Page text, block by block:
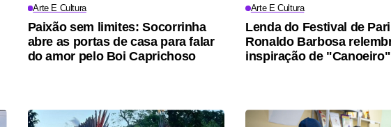
Arte E Cultura
Paixão sem limites: Socorrinha
abre as portas de casa para falar
do amor pelo Boi Caprichoso
Arte E Cultura
Lenda do Festival de
Ronaldo Barbosa
inspiração de "Canoeiro"